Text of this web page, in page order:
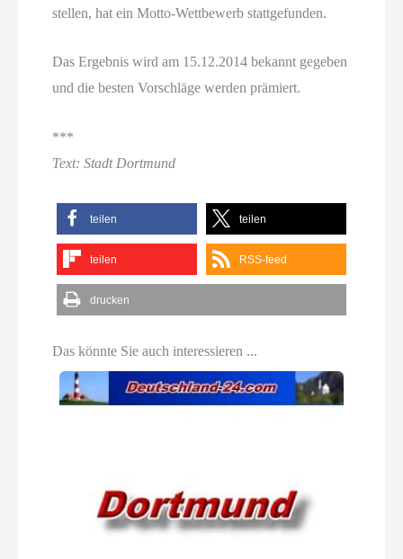
stellen, hat ein Motto-Wettbewerb stattgefunden.
Das Ergebnis wird am 15.12.2014 bekannt gegeben
und die besten Vorschläge werden prämiert.
***
Text: Stadt Dortmund
teilen teilen
teilen RSS-feed
drucken
Das könnte Sie auch interessieren ...